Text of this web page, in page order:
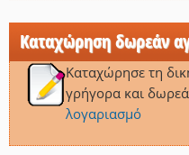
Καταχώρηση δωρεάν
Καταχώρησε τη
γρήγορα και
λογαριασμό